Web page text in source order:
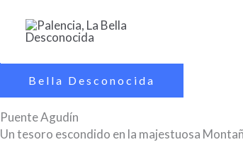
Bella Desconocida
Puente Agudín
Un tesoro escondido en la majestuosa